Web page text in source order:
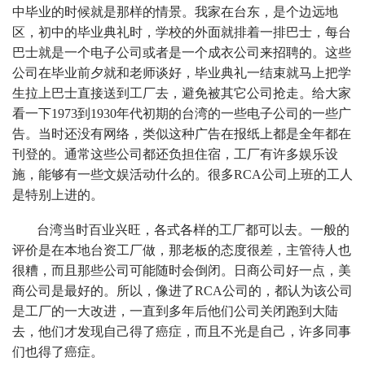
中毕业的时候就是那样的情景。我家在台东，是个边远地
区，初中的毕业典礼时，学校的外面就排着一排巴士，每台
巴士就是一个电子公司或者是一个成衣公司来招聘的。这些
公司在毕业前夕就和老师谈好，毕业典礼一结束就马上把学
生拉上巴士直接送到工厂去，避免被其它公司抢走。给大家
看一下1973到1930年代初期的台湾的一些电子公司的一些广
告。当时还没有网络，类似这种广告在报纸上都是全年都在
刊登的。通常这些公司都还负担住宿，工厂有许多娱乐设
施，能够有一些文娱活动什么的。很多RCA公司上班的工人
是特别上进的。
台湾当时百业兴旺，各式各样的工厂都可以去。一般的
评价是在本地台资工厂做，那老板的态度很差，主管待人也
很糟，而且那些公司可能随时会倒闭。日商公司好一点，美
商公司是最好的。所以，像进了RCA公司的，都认为该公司
是工厂的一大改进，一直到多年后他们公司关闭跑到大陆
去，他们才发现自己得了癌症，而且不光是自己，许多同事
们也得了癌症。